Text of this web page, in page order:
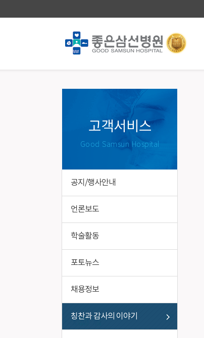
진료과/의료진
첫 방문 간편예약
진료/입퇴원안내
비급여진료비
고객서비스
Good Samsun Hospital
공지/행사안내
언론보도
학술활동
포토뉴스
채용정보
칭찬과 감사의 이야기